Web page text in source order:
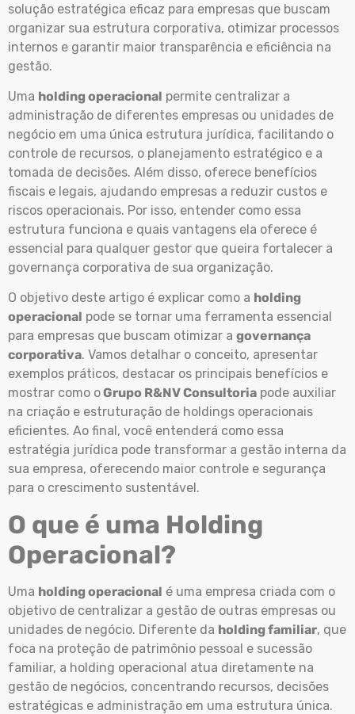
solução estratégica eficaz para empresas que buscam
organizar sua estrutura corporativa, otimizar processos
internos e garantir maior transparência e eficiência na
gestão.
Uma holding operacional permite centralizar a
administração de diferentes empresas ou unidades de
negócio em uma única estrutura jurídica, facilitando o
controle de recursos, o planejamento estratégico e a
tomada de decisões. Além disso, oferece benefícios
fiscais e legais, ajudando empresas a reduzir custos e
riscos operacionais. Por isso, entender como essa
estrutura funciona e quais vantagens ela oferece é
essencial para qualquer gestor que queira fortalecer a
governança corporativa de sua organização.
O objetivo deste artigo é explicar como a holding
operacional pode se tornar uma ferramenta essencial
para empresas que buscam otimizar a governança
corporativa. Vamos detalhar o conceito, apresentar
exemplos práticos, destacar os principais benefícios e
mostrar como oGrupo R&NV Consultoria pode auxiliar
na criação e estruturação de holdings operacionais
eficientes. Ao final, você entenderá como essa
estratégia jurídica pode transformar a gestão interna da
sua empresa, oferecendo maior controle e segurança
para o crescimento sustentável.
O que é uma Holding
Operacional?
Uma holding operacional é uma empresa criada com o
objetivo de centralizar a gestão de outras empresas ou
unidades de negócio. Diferente da holding familiar, que
foca na proteção de patrimônio pessoal e sucessão
familiar, a holding operacional atua diretamente na
gestão de negócios, concentrando recursos, decisões
estratégicas e administração em uma estrutura única.